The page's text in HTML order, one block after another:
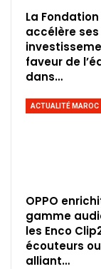
La
accélère ses
faveur de
dans…
ACTUALITÉ MAROC
OPPO
gamme
les Enco
écouteurs
alliant…